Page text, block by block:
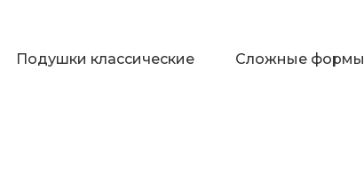
Подушки классические Сложные формы